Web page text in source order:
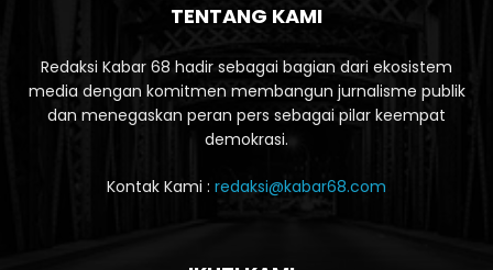
TENTANG KAMI
Redaksi Kabar 68 hadir sebagai bagian dari ekosistem
media dengan komitmen membangun jurnalisme publik
dan menegaskan peran pers sebagai pilar keempat
demokrasi.
Kontak Kami : redaksi@kabar68.com